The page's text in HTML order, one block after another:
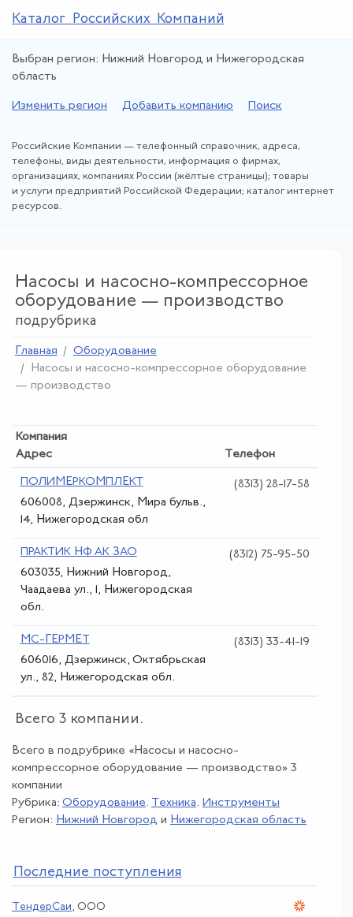
Каталог Российских Компаний
Выбран регион: Нижний Новгород и Нижегородская
область
Изменить регион Добавить компанию Поиск
Российские Компании — телефонный справочник, адреса,
телефоны, виды деятельности, информация о фирмах,
организациях, компаниях России (жёлтые страницы); товары
и услуги предприятий Российской Федерации; каталог интернет
ресурсов.
Насосы и насосно-компрессорное
оборудование — производство
подрубрика
Главная
Оборудование
Насосы и насосно-компрессорное оборудование
— производство
Компания
Адрес
Телефон
ПОЛИМЕРКОМПЛЕКТ
606008, Дзержинск, Мира бульв.,
14, Нижегородская обл
(8313) 28-17-58
ПРАКТИК НФ АК ЗАО
603035, Нижний Новгород,
Чаадаева ул., 1, Нижегородская
обл.
(8312) 75-95-50
МС-ГЕРМЕТ
606016, Дзержинск, Октябрьская
ул., 82, Нижегородская обл.
(8313) 33-41-19
Всего 3 компании.
Всего в подрубрике «Насосы и насосно-
компрессорное оборудование — производство» 3
компании
Рубрика: Оборудование. Техника. Инструменты
Регион: Нижний Новгород и Нижегородская область
Последние поступления
ТендерСаи , ООО